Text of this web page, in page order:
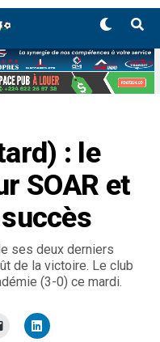
: le
SOAR et
ses deux derniers
de la victoire. Le club
(3-0) ce mardi.